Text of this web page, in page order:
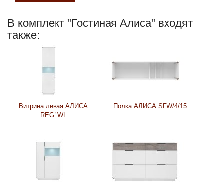
В комплект "Гостиная Алиса" входят
также:
Витрина левая АЛИСА
REG1WL
Полка АЛИСА SFW/4/15